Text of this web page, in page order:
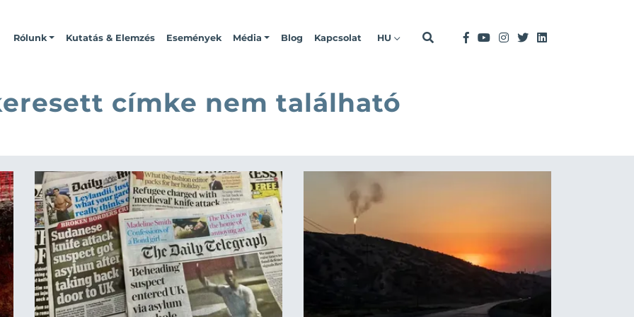
Rólunk Kutatás & Elemzés Események Média Blog Kapcsolat HU
címke nem található